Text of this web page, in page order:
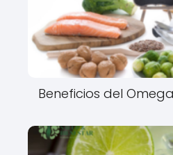
Beneficios del